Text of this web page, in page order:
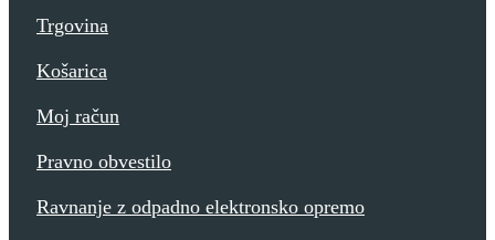
Trgovina
Košarica
Moj račun
Pravno obvestilo
Ravnanje z odpadno elektronsko opremo